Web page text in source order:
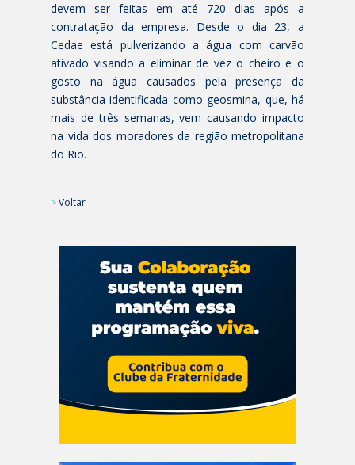
devem ser feitas em até 720 dias após a
contratação da empresa. Desde o dia 23, a
Cedae está pulverizando a água com carvão
ativado visando a eliminar de vez o cheiro e o
gosto na água causados pela presença da
substância identificada como geosmina, que, há
mais de três semanas, vem causando impacto
na vida dos moradores da região metropolitana
do Rio.
>Voltar